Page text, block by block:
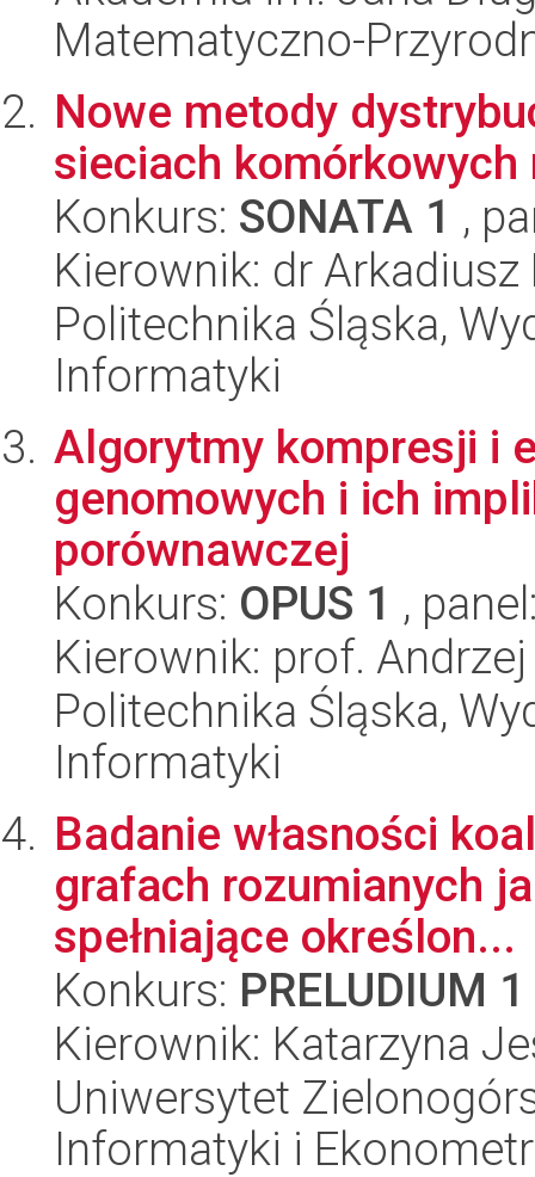
Matematyczno-
Nowe metody
sieciach
Konkurs: SONATA 1 ,
Kierownik: dr
Politechnika Śląska,
Informatyki
Algorytmy kompresji i
genomowych i ich
porównawczej
Konkurs: OPUS 1 ,
Kierownik: prof.
Politechnika Śląska,
Informatyki
Badanie własności
grafach rozumianych
spełniające określon...
Konkurs: PRELUDIUM 1
Kierownik: Katarzyna
Uniwersytet
Informatyki i